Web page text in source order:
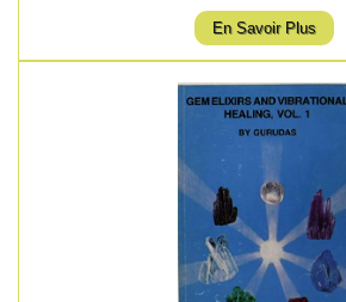
En Savoir Plus